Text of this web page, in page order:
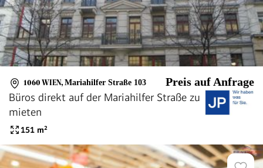
1060 WIEN, Mariahilfer Straße 103 Preis auf Anfrage
Büros direkt auf der Mariahilfer Straße zu
mieten
151 m²